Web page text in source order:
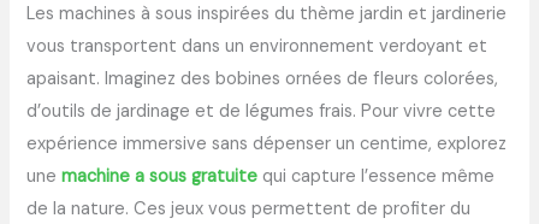
Les machines à sous inspirées du thème jardin et jardinerie
vous transportent dans un environnement verdoyant et
apaisant. Imaginez des bobines ornées de fleurs colorées,
d’outils de jardinage et de légumes frais. Pour vivre cette
expérience immersive sans dépenser un centime, explorez
unemachine a sous gratuite qui capture l’essence même
de la nature. Ces jeux vous permettent de profiter du